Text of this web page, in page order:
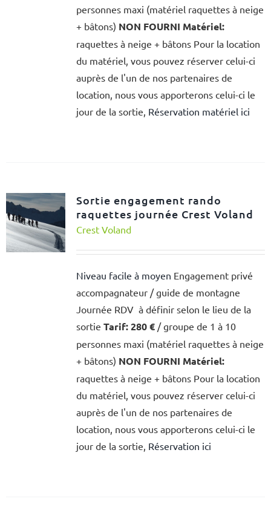
personnes maxi (matériel raquettes à neige
+ bâtons) NON FOURNI Matériel:
raquettes à neige + bâtons Pour la location
du matériel, vous pouvez réserver celui-ci
auprès de l'un de nos partenaires de
location, nous vous apporterons celui-ci le
jour de la sortie, Réservation matériel ici
Sortie engagement rando
raquettes journée Crest Voland
Crest Voland
Niveau facile à moyen Engagement privé
accompagnateur / guide de montagne
Journée RDV à définir selon le lieu de la
sortie Tarif:280 €/ groupe de 1 à 10
personnes maxi (matériel raquettes à neige
+ bâtons) NON FOURNI Matériel:
raquettes à neige + bâtons Pour la location
du matériel, vous pouvez réserver celui-ci
auprès de l'un de nos partenaires de
location, nous vous apporterons celui-ci le
jour de la sortie, Réservation ici